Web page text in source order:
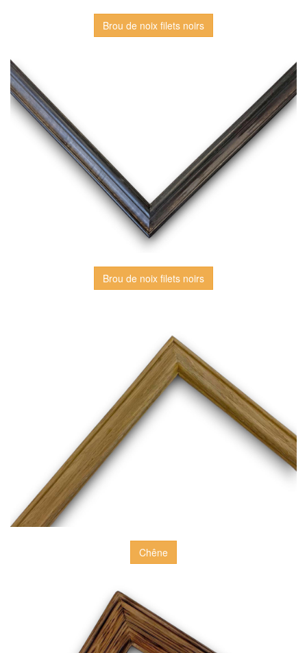
Brou de noix filets noirs
Brou de noix filets noirs
Chêne